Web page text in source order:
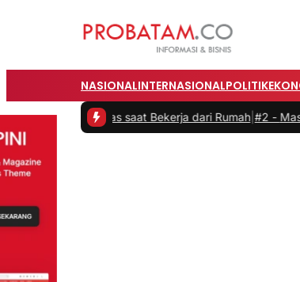
NASIONALINTERNASIONALPOLITIK
saat Bekerja dari Rumah |#2 -Masalah